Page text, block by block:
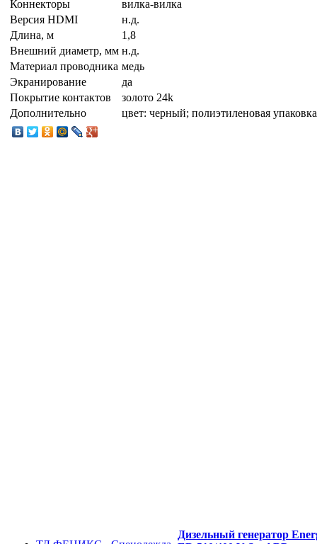
Коннекторы
вилка-вилка
Версия HDMI
н.д.
Длина, м
1,8
Внешний диаметр, мм н.д.
Материал проводника медь
Экранирование
да
Покрытие контактов
золото 24k
Дополнительно
цвет: черный; полиэтиленовая упаковка
Дизельный генератор